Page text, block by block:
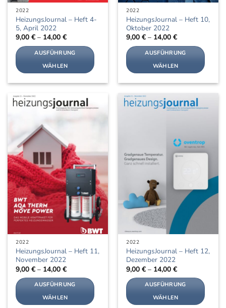
2022
HeizungsJournal – Heft 4-
5, April 2022
9,00€ – 14,00€
AUSFÜHRUNG
WÄHLEN
weist
mehrere
auf.
Die
Optionen
können
auf
der
Produktseite
gewählt
werden
2022
HeizungsJournal – Heft 10,
Oktober 2022
9,00€ – 14,00€
AUSFÜHRUNG
WÄHLEN
weist
mehrere
Optionen
können
Produktseite
gewählt
werden
2022
HeizungsJournal – Heft 11,
November 2022
9,00€ – 14,00€
AUSFÜHRUNG
WÄHLEN
2022
HeizungsJournal – Heft 12,
Dezember 2022
9,00€ – 14,00€
AUSFÜHRUNG
WÄHLEN